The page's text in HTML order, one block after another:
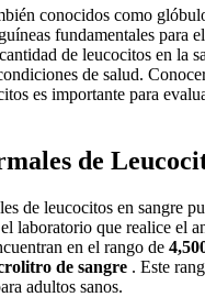
conocidos como
fundamentales para
de leucocitos en la
de salud.
es importante para
de
de leucocitos en sangre
laboratorio que realice el
en el rango de
de sangre . Este
adultos sanos.